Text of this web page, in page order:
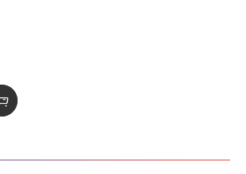
- Conception graphique pour